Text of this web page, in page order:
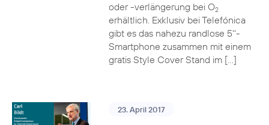
oder -verlängerung bei O2
erhältlich. Exklusiv bei Telefónica
gibt es das nahezu randlose 5‘‘-
Smartphone zusammen mit einem
gratis Style Cover Stand im […]
23. April 2017